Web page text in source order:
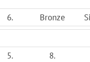
6. Bronze
5. 8.